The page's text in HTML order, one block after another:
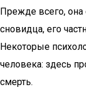
Прежде всего, она
сновидца, его
Некоторые
человека: здесь
смерть.